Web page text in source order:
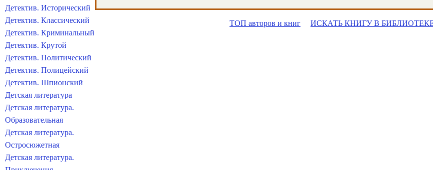
ТОП авторов и книг ИСКАТЬ КНИГУ В
Детектив. Исторический
Детектив. Классический
Детектив. Криминальный
Детектив. Крутой
Детектив. Политический
Детектив. Полицейский
Детектив. Шпионский
Детская литература
Детская литература.
Образовательная
Детская литература.
Остросюжетная
Детская литература.